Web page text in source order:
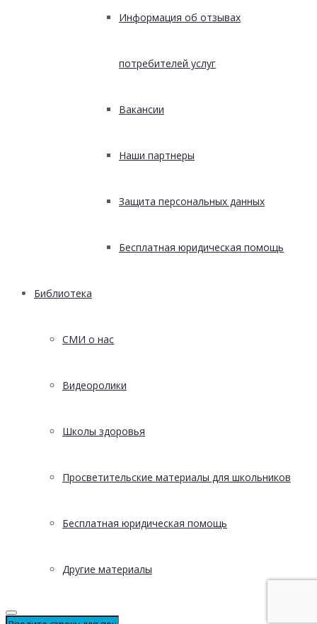
Информация об отзывах
потребителей услуг
Вакансии
Наши партнеры
Защита персональных данных
Бесплатная юридическая помощь
Библиотека
СМИ о нас
Видеоролики
Школы здоровья
Просветительские материалы для школьников
Бесплатная юридическая помощь
Другие материалы